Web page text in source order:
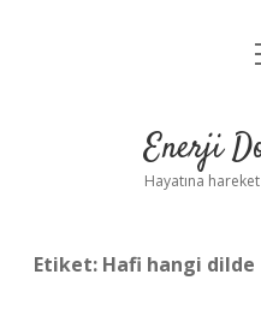
Enerji
Hayatına
Etiket: Hafi hangi dilde